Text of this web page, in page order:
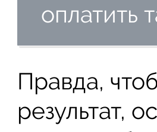
оплатить
Правда,
результат,